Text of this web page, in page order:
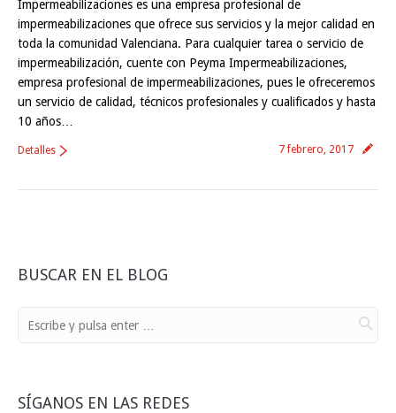
Impermeabilizaciones es una empresa profesional de
impermeabilizaciones que ofrece sus servicios y la mejor calidad en
toda la comunidad Valenciana. Para cualquier tarea o servicio de
impermeabilización, cuente con Peyma Impermeabilizaciones,
empresa profesional de impermeabilizaciones, pues le ofreceremos
un servicio de calidad, técnicos profesionales y cualificados y hasta
10 años…
7 febrero, 2017
Detalles
BUSCAR EN EL BLOG
SÍGANOS EN LAS REDES